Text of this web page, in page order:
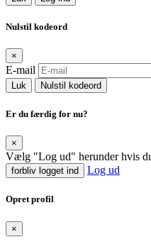
Nulstil kodeord
×
E-mail
Luk Nulstil kodeord
Er du færdig for nu?
×
Vælg "Log ud" herunder hvis
forbliv logget ind Log ud
Opret profil
×